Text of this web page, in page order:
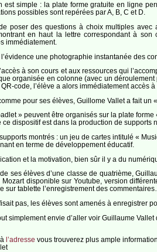
est simple : la plate forme gratuite en ligne
possibles sont repérées par A, B, C et D.
poser des questions à choix multiples
en haut la lettre correspondant à
immédiatement.
une photographie instantanée des
à son cours et aux ressources qui
organisée en colonne (avec un
code, l’élève a alors immédiatement accès à
pour ses élèves, Guillome Vallet a fait
» peuvent être organisés sur la plate
ce dispositif est dans la production de
montrés : un jeu de cartes intitulé «
en terme de développement éducatif.
et la motivation, bien sûr il y a du
ses élèves d’une classe de quatrième,
disponible sur Youtube, version
sur tablette l’enregistrement des
pas, les élèves sont amenés à enregistrer
simplement envie d’aller voir Guillaume
l’adresse vous trouverez plus ample